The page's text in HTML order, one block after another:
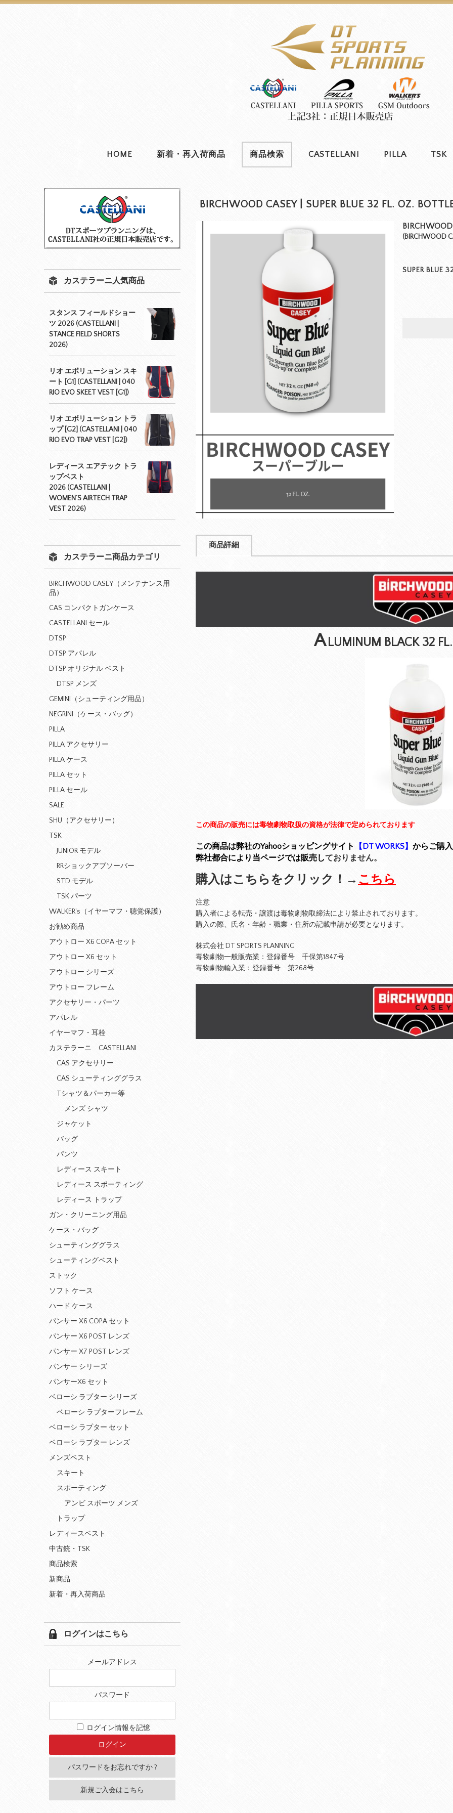
HOME 新着・再入荷商品 商品検索 CASTELLANI PILLA TSK
BIRCHWOOD CASEY | SUPER BLUE 32 FL. OZ.
BIRCHWOOD
(BIRCHWOOD
SUPER BLUE
商品詳細
A LUMINUM BLACK 32
この商品の販売には毒物劇物取扱の資格が法律で定められております
この商品は弊社のYahooショッピングサイト 【DT WORKS】 からご購
弊社都合により当ページでは販売しておりません。
購入はこちらをクリック！→ こちら
注意
購入者による転売・譲渡は毒物劇物取締法により禁止されております。
購入の際、氏名・年齢・職業・住所の記載申請が必要となります。
株式会社 DT SPORTS PLANNING
毒物劇物一般販売業：登録番号 千保第1847号
毒物劇物輸入業：登録番号 第268号
カステラーニ人気商品
スタンス フィールドショー
ツ 2026 (CASTELLANI |
STANCE FIELD SHORTS
2026)
リオ エボリューション スキ
ート [G1] (CASTELLANI | 040
RIO EVO SKEET VEST [G1])
リオ エボリューション トラ
ップ [G2] (CASTELLANI | 040
RIO EVO TRAP VEST [G2])
レディース エアテック トラ
ップベスト
2026 (CASTELLANI |
WOMEN’S AIRTECH TRAP
VEST 2026)
カステラーニ商品カテゴリ
BIRCHWOOD CASEY（メンテナンス用
品）
CAS コンパクトガンケース
CASTELLANI セール
DTSP
DTSP アパレル
DTSP オリジナル ベスト
DTSP メンズ
GEMINI（シューティング用品）
NEGRINI（ケース・バッグ）
PILLA
PILLA アクセサリー
PILLA ケース
PILLA セット
PILLA セール
SALE
SHU（アクセサリー）
TSK
JUNIOR モデル
RRショックアブソーバー
STD モデル
TSK パーツ
WALKER's（イヤーマフ・聴覚保護）
お勧め商品
アウトロー X6 COPA セット
アウトロー X6 セット
アウトロー シリーズ
アウトロー フレーム
アクセサリー・パーツ
アパレル
イヤーマフ・耳栓
カステラーニ CASTELLANI
CAS アクセサリー
CAS シューティンググラス
Tシャツ＆パーカー等
メンズ シャツ
ジャケット
バッグ
パンツ
レディース スキート
レディース スポーティング
レディース トラップ
ガン・クリーニング用品
ケース・バッグ
シューティンググラス
シューティングベスト
ストック
ソフト ケース
ハード ケース
パンサー X6 COPA セット
パンサー X6 POST レンズ
パンサー X7 POST レンズ
パンサー シリーズ
パンサーX6 セット
ベローシ ラプター シリーズ
ベローシ ラプターフレーム
ベローシ ラプター セット
ベローシ ラプター レンズ
メンズベスト
スキート
スポーティング
アンビ スポーツ メンズ
トラップ
レディースベスト
中古銃・TSK
商品検索
新商品
新着・再入荷商品
ログインはこちら
メールアドレス
パスワード
ログイン情報を記憶
パスワードをお忘れですか ?
新規ご入会はこちら